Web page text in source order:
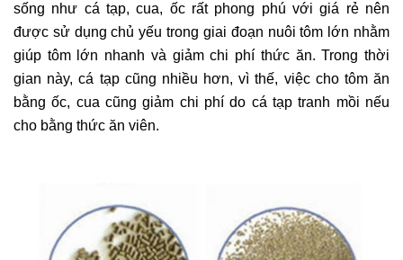
sống như cá tạp, cua, ốc rất phong phú với giá rẻ nên
được sử dụng chủ yếu trong giai đoạn nuôi tôm lớn nhằm
giúp tôm lớn nhanh và giảm chi phí thức ăn. Trong thời
gian này, cá tạp cũng nhiều hơn, vì thế, việc cho tôm ăn
bằng ốc, cua cũng giảm chi phí do cá tạp tranh mồi nếu
cho bằng thức ăn viên.